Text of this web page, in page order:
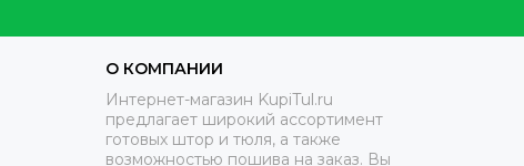
О КОМПАНИИ
Интернет-магазин KupiTul.ru
предлагает широкий ассортимент
готовых штор и тюля, а также
возможностью пошива на заказ. Вы